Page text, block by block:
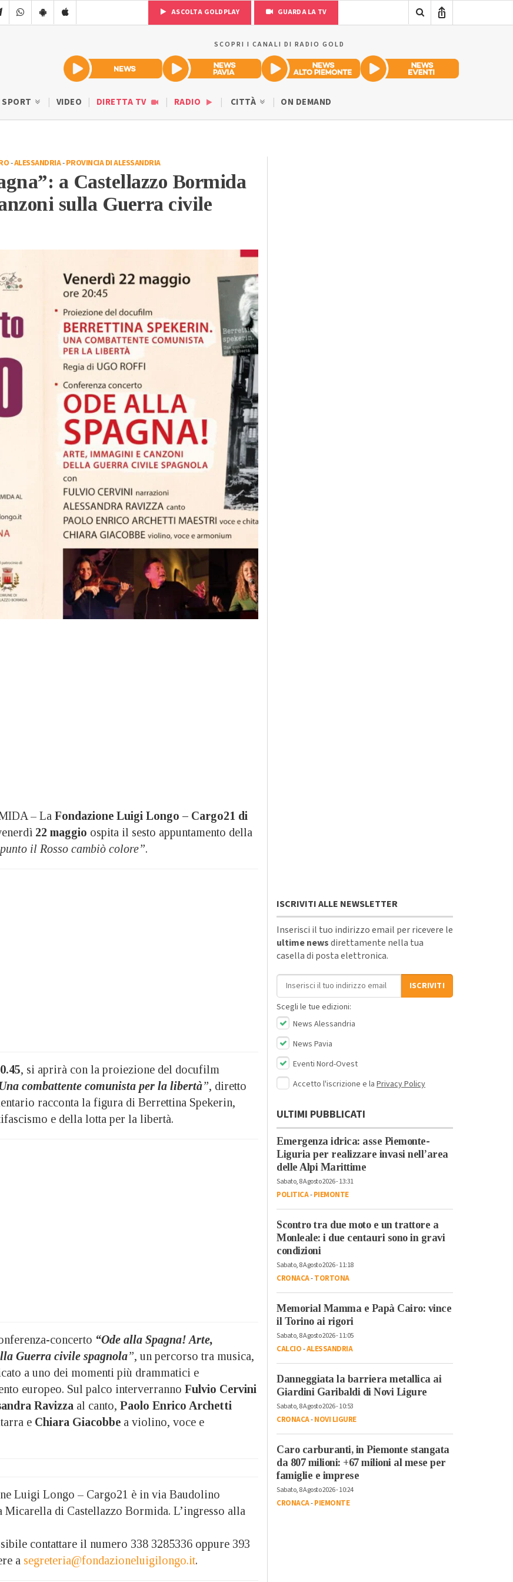
ASCOLTA GOLDPLAY GUARDA LA TV
SCOPRI I CANALI DI RADIO GOLD
SPORT VIDEO DIRETTA TV RADIO CITTÀ ON DEMAND
-ALESSANDRIA-PROVINCIA DI ALESSANDRIA
a Castellazzo Bormida
sulla Guerra civile
– La Fondazione Luigi Longo – Cargo21 di
22 maggio ospita il sesto appuntamento della
il Rosso cambiò colore”.
, si aprirà con la proiezione del docufilm
combattente comunista per la libertà”, diretto
racconta la figura di Berrettina Spekerin,
e della lotta per la libertà.
concerto “Ode alla Spagna! Arte,
Guerra civile spagnola”, un percorso tra musica,
a uno dei momenti più drammatici e
europeo. Sul palco interverranno Fulvio Cervini
Ravizza al canto, Paolo Enrico Archetti
e Chiara Giacobbe a violino, voce e
Luigi Longo – Cargo21 è in via Baudolino
Micarella di Castellazzo Bormida. L’ingresso alla
contattare il numero 338 3285336 oppure 393
a segreteria@fondazioneluigilongo.it.
ISCRIVITI ALLE NEWSLETTER
Inserisci il tuo indirizzo email per ricevere le
ultime newsdirettamente nella tua
casella di posta elettronica.
Indirizzo email
ISCRIVITI
Scegli le tue edizioni:
News Alessandria
News Pavia
Eventi Nord-Ovest
Accetto l'iscrizione e la Privacy Policy
ULTIMI PUBBLICATI
Emergenza idrica: asse Piemonte-
Liguria per realizzare invasi nell’area
delle Alpi Marittime
Sabato, 8 Agosto 2026 - 13:31
POLITICA-PIEMONTE
Scontro tra due moto e un trattore a
Monleale: i due centauri sono in gravi
condizioni
Sabato, 8 Agosto 2026 - 11:18
CRONACA-TORTONA
Memorial Mamma e Papà Cairo: vince
il Torino ai rigori
Sabato, 8 Agosto 2026 - 11:05
CALCIO-ALESSANDRIA
Danneggiata la barriera metallica ai
Giardini Garibaldi di Novi Ligure
Sabato, 8 Agosto 2026 - 10:53
CRONACA-NOVI LIGURE
Caro carburanti, in Piemonte stangata
da 807 milioni: +67 milioni al mese per
famiglie e imprese
Sabato, 8 Agosto 2026 - 10:24
CRONACA-PIEMONTE